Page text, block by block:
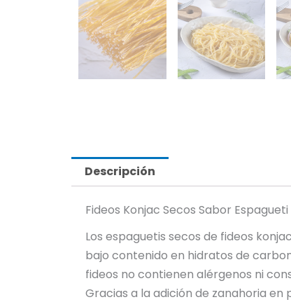
Descripción
Fideos Konjac Secos Sabor
Los espaguetis secos de fideos
bajo contenido en hidratos de
fideos no contienen alérgenos ni
Gracias a la adición de zanahoria